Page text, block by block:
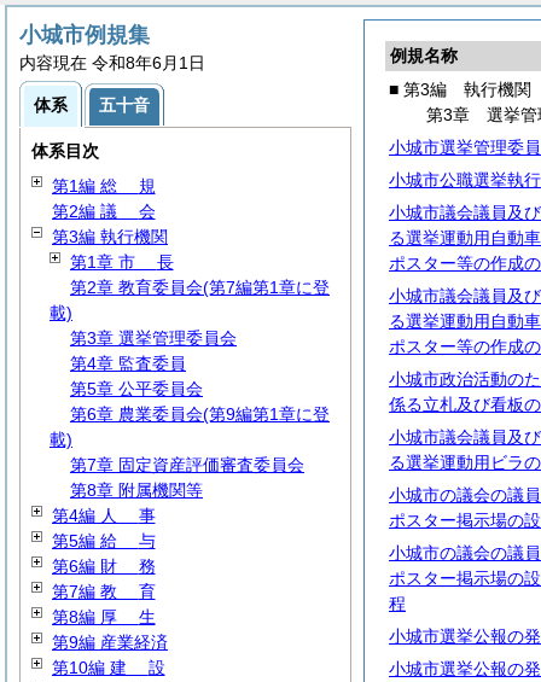
例規名称
■ 第3編 執行機関
第3章 選挙管
小城市選挙管理委
小城市公職選挙執
小城市議会議員及
る選挙運動用自動
ポスター等の作成
小城市議会議員及
る選挙運動用自動
ポスター等の作成
小城市政治活動の
係る立札及び看板
小城市議会議員及
る選挙運動用ビラ
小城市の議会の議
ポスター掲示場の
小城市の議会の議
ポスター掲示場の
程
小城市選挙公報の
小城市選挙公報の
小城市例規集
内容現在 令和8年6月1日
体系 五十音
体系目次
第1編 総 規
第2編 議 会
第3編 執行機関
第1章 市 長
第2章 教育委員会(第7編第1章に登
載)
第3章 選挙管理委員会
第4章 監査委員
第5章 公平委員会
第6章 農業委員会(第9編第1章に登
載)
第7章 固定資産評価審査委員会
第8章 附属機関等
第4編 人 事
第5編 給 与
第6編 財 務
第7編 教 育
第8編 厚 生
第9編 産業経済
第10編 建 設